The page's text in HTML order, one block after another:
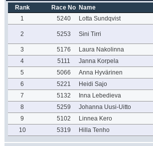
Rank Race No Name
1
5240 Lotta Sundqvist
2 5253 Sini Tirri
3 5176
Laura Nakolinna
4
5111
Janna Korpela
5
5066
Anna Hyvärinen
6
5221
Heidi Sajo
7
5132
Inna Lebedieva
8
5259
Johanna Uusi-Uitto
9
5102
Linnea Kero
10
5319 Hilla Tenho